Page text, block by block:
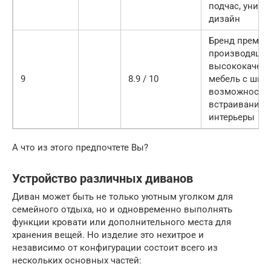
подчас,
дизайн
9 8.9 / 10
Бренд
мебель с
встраивания
интерьеры
А что из этого предпочтете Вы?
Устройство различных диванов
Диван может быть не только уютным уголком для
семейного отдыха, но и одновременно выполнять
функции кровати или дополнительного места для
хранения вещей. Но изделие это нехитрое и
независимо от конфигурации состоит всего из
нескольких основных частей: